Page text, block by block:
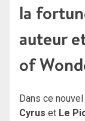
la
auteur
of
Dans ce
Cyrus et Le